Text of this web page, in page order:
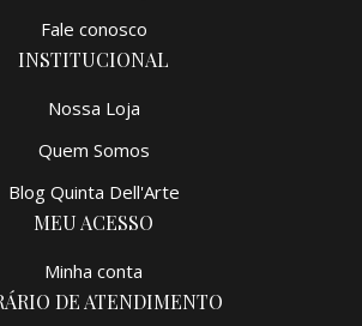
Fale conosco
INSTITUCIONAL
Nossa Loja
Quem Somos
Blog Quinta Dell'Arte
MEU ACESSO
Minha conta
DE ATENDIMENTO